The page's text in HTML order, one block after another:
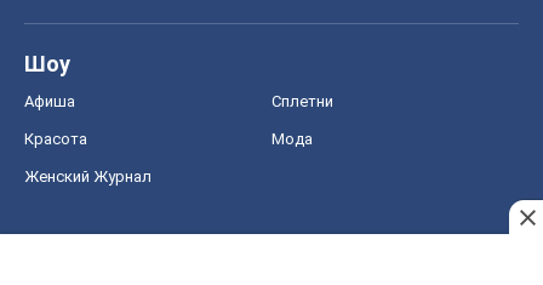
Шоу
Афиша Сплетни
Красота Мода
Женский Журнал